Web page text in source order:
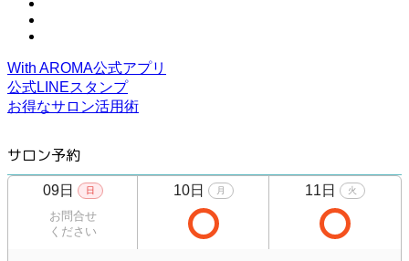
With AROMA公式アプリ
公式LINEスタンプ
お得なサロン活用術
サロン予約